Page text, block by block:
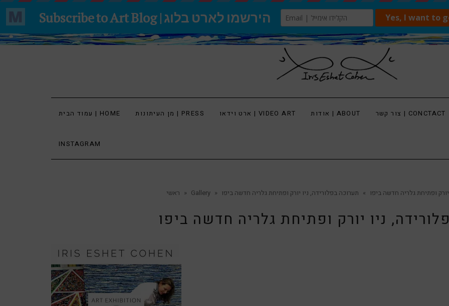
עמוד הבית | HOME מן העיתונות | PRESS ארט וידאו | VIDEO ART אודות | ABOUT צור קשר | CONCTACT
INSTAGRAM
ראשי » Gallery » ופתיחת גלריה חדשה ביפו » תערוכה בפלורידה, ניו יורק ופתיחת גלריה חדשה ביפו
ניו יורק ופתיחת גלריה חדשה ביפו